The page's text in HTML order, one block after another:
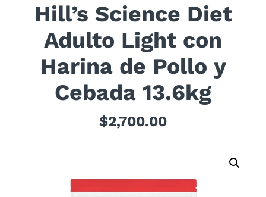
Hill’s Science Diet
Adulto Light con
Harina de Pollo y
Cebada 13.6kg
$2,700.00